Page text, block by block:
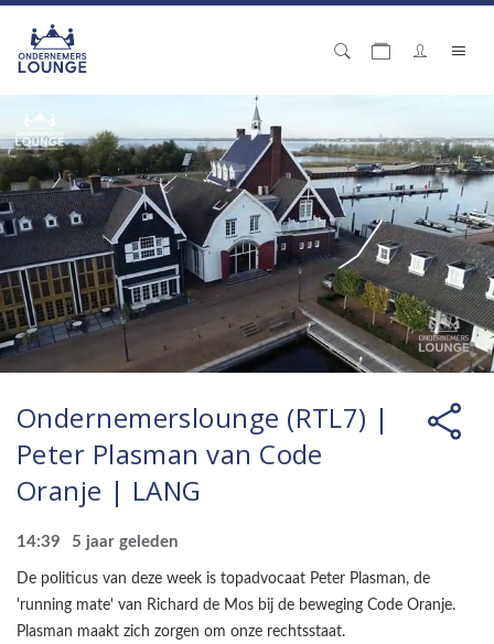
Ondernemerslounge (RTL7) |
Peter Plasman van Code
Oranje | LANG
14:39 5 jaar geleden
De politicus van deze week is topadvocaat Peter Plasman, de
'running mate' van Richard de Mos bij de beweging Code Oranje.
Plasman maakt zich zorgen om onze rechtsstaat.